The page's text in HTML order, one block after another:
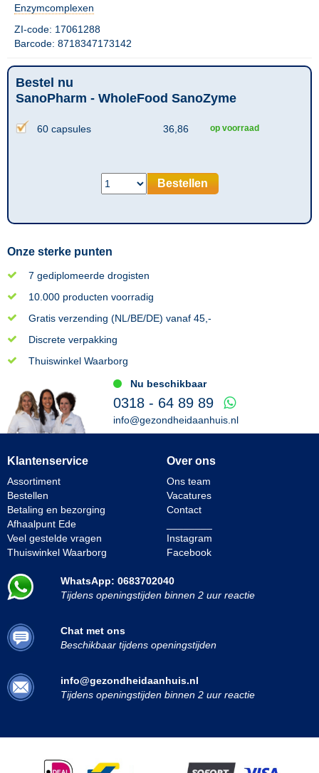
Enzymcomplexen
ZI-code: 17061288
Barcode: 8718347173142
Bestel nu
SanoPharm - WholeFood SanoZyme
60 capsules 36,86 op voorraad
Bestellen
Onze sterke punten
7 gediplomeerde drogisten
10.000 producten voorradig
Gratis verzending (NL/BE/DE) vanaf 45,-
Discrete verpakking
Thuiswinkel Waarborg
Nu beschikbaar
0318 - 64 89 89
info@gezondheidaanhuis.nl
Klantenservice
Assortiment
Bestellen
Betaling en bezorging
Afhaalpunt Ede
Veel gestelde vragen
Thuiswinkel Waarborg
Over ons
Ons team
Vacatures
Contact
Instagram
Facebook
WhatsApp: 0683702040
Tijdens openingstijden binnen 2 uur reactie
Chat met ons
Beschikbaar tijdens openingstijden
info@gezondheidaanhuis.nl
Tijdens openingstijden binnen 2 uur reactie